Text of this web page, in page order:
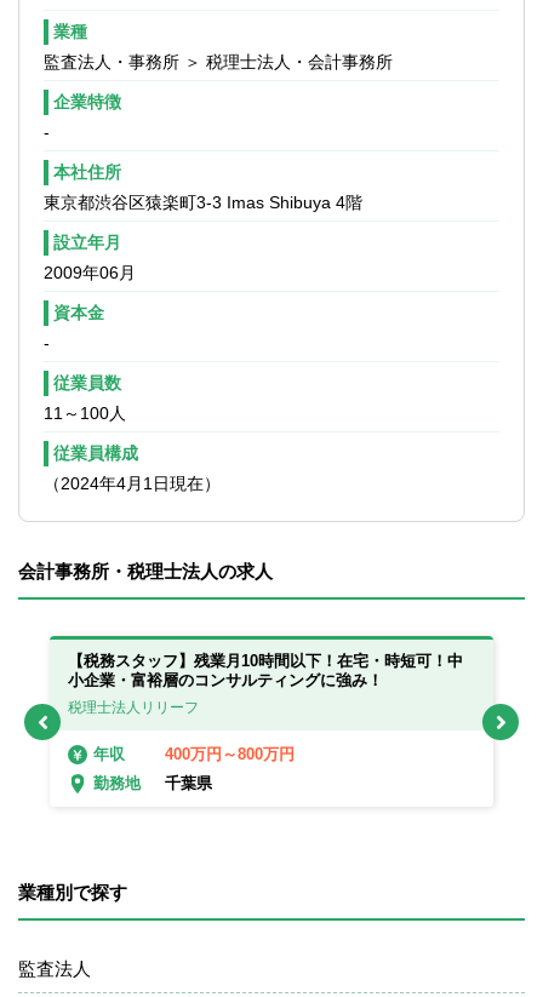
業種
監査法人・事務所 ＞ 税理士法人・会計事務所
企業特徴
-
本社住所
東京都渋谷区猿楽町3-3 Imas Shibuya 4階
設立年月
2009年06月
資本金
-
従業員数
11～100人
従業員構成
（2024年4月1日現在）
会計事務所・税理士法人の求人
【税務スタッフ】残業月10時間以下！在宅・時短可！中
小企業・富裕層のコンサルティングに強み！
税理士法人リリーフ
年収
400万円～800万円
勤務地
千葉県
業種別で探す
監査法人